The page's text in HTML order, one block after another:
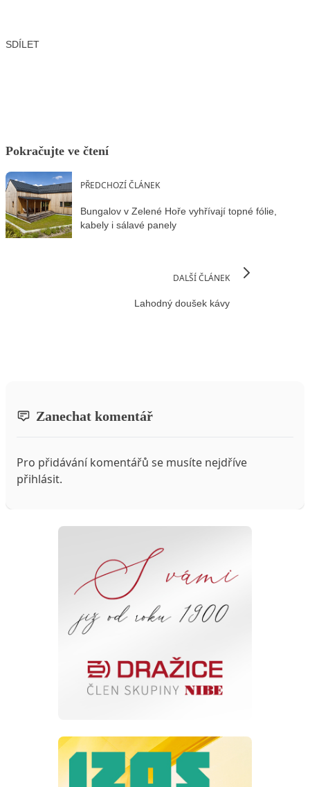
SDÍLET
Pokračujte ve čtení
PŘEDCHOZÍ ČLÁNEK
Bungalov v Zelené Hoře vyhřívají topné fólie,
kabely i sálavé panely
DALŠÍ ČLÁNEK
Lahodný doušek kávy
Zanechat komentář
Pro přidávání komentářů se musíte nejdříve
přihlásit.